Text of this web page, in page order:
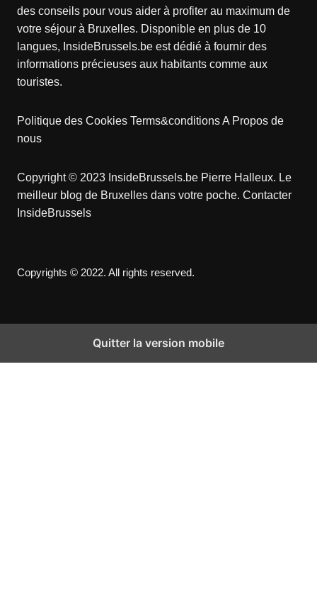
des conseils pour vous aider à profiter au maximum de
votre séjour à Bruxelles. Disponible en plus de 10
langues, InsideBrussels.be est dédié à fournir des
informations précieuses aux habitants comme aux
touristes.
Politique des Cookies Terms&conditionsA Propos de
nous
Copyright © 2023 InsideBrussels.be Pierre Halleux. Le
meilleur blog de Bruxelles dans votre poche. Contacter
InsideBrussels
Copyrights © 2022. All rights reserved.
Quitter la version mobile